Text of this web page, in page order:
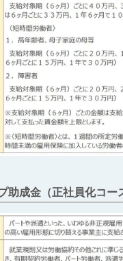
助成金（正社員化コー